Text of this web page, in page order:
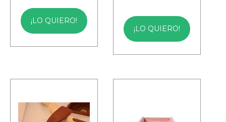
¡LO QUIERO!
¡LO QUIERO!